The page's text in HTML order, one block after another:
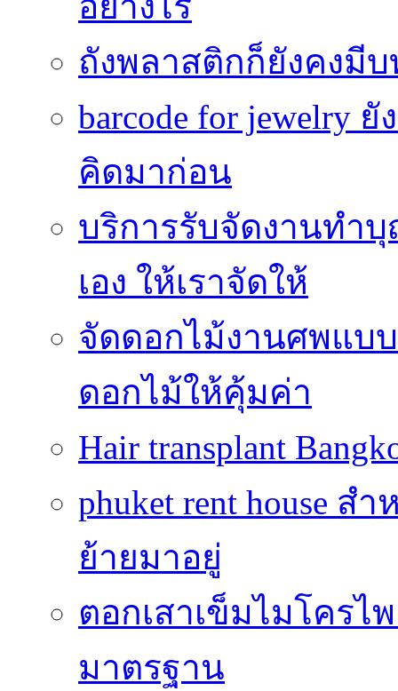
ถังพลาสติกก็ยังคงมี
barcode for jewelry
คิดมาก่อน
บริการรับจัดงานทำ
เอง ให้เราจัดให้
จัดดอกไม้งานศพแบ
ดอกไม้ให้คุ้มค่า
Hair transplant
phuket rent house
ย้ายมาอยู่
ตอกเสาเข็มไมโคร
มาตรฐาน